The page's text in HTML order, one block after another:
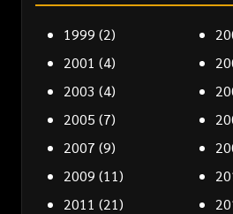
1999 (2)
2001 (4)
2003 (4)
2005 (7)
2007 (9)
2009 (11)
2011 (21)